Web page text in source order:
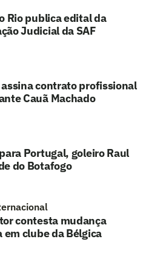
Rio publica edital da
Judicial da SAF
contrato profissional
Cauã Machado
Portugal, goleiro Raul
do Botafogo
contesta mudança
em clube da Bélgica